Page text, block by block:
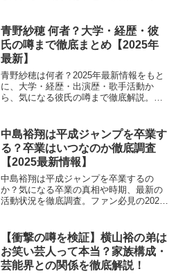
ら、現在の活躍までを徹底解説します。
滝沢ななえの高校時代は美...
青野紗穂 何者？大学・経歴・彼
氏の噂まで徹底まとめ【2025年
最新】
青野紗穂は何者？2025年最新情報をもと
に、大学・経歴・出演歴・歌手活動か
ら、気になる彼氏の噂まで徹底解説。今
中島裕翔は平成ジャンプを卒業す
る？卒業はいつなのか徹底調査
【2025最新情報】
中島裕翔は平成ジャンプを卒業するの
か？気になる卒業の真相や時期、最新の
活動状況を徹底調査。ファン必見の2025
【衝撃の噂を検証】横山裕の弟は
お笑い芸人って本当？家族構成・
芸能界との関係を徹底解説！